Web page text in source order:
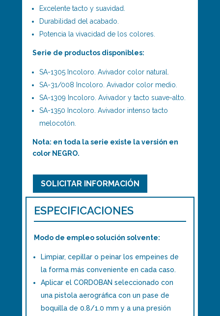
Excelente tacto y suavidad.
Durabilidad del acabado.
Potencia la vivacidad de los colores.
Serie de productos disponibles:
SA-1305 Incoloro. Avivador color natural.
SA-31/008 Incoloro. Avivador color medio.
SA-1309 Incoloro. Avivador y tacto suave-alto.
SA-1350 Incoloro. Avivador intenso tacto
melocotón.
Nota: en toda la serie existe la versión en
color NEGRO.
SOLICITAR INFORMACIÓN
ESPECIFICACIONES
Modo de empleo solución solvente:
Limpiar, cepillar o peinar los empeines de
la forma más conveniente en cada caso.
Aplicar el CORDOBAN seleccionado con
una pistola aerográfica con un pase de
boquilla de 0.8/1.0 mm y a una presión